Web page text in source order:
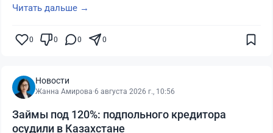
Читать дальше →
0 0 0 0
Новости
Жанна Амирова·6 августа 2026 г., 10:56
Займы под 120%: подпольного кредитора
осудили в Казахстане